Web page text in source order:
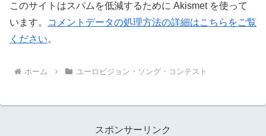
このサイトはスパムを低減するために Akismet を使って
います。
コメントデータの処理方法の詳細はこちらをご覧
ください。
ホーム ユーロビジョン・ソング・コンテスト
スポンサーリンク